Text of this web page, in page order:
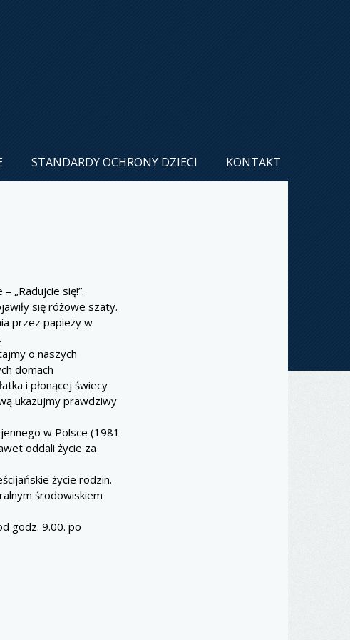
STANDARDY OCHRONY DZIECI KONTAKT
„Radujcie się!”.
się różowe szaty.
przez papieży w
o naszych
domach
i płonącej świecy
ukazujmy prawdziwy
w Polsce (1981
oddali życie za
życie rodzin.
środowiskiem
godz. 9.00. po